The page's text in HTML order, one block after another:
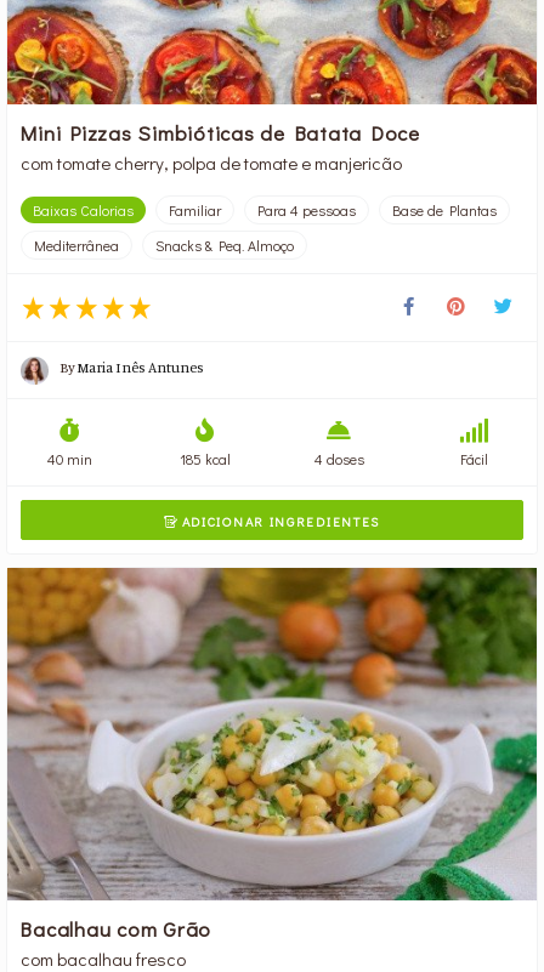
Mini Pizzas Simbióticas de Batata Doce
com tomate cherry, polpa de tomate e manjericão
Baixas Calorias Familiar Para 4 pessoas
Base de Plantas
Mediterrânea
Snacks & Peq. Almoço
ByMaria Inês Antunes
40 min 185 kcal 4 doses Fácil
ADICIONAR INGREDIENTES
Bacalhau com Grão
com bacalhau fresco